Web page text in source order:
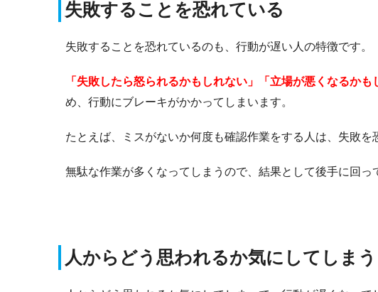
失敗することを恐れている
失敗することを恐れているのも、行動が遅い人の特徴です。
「失敗したら怒られるかもしれない」「立場が悪くなるかも
め、行動にブレーキがかかってしまいます。
たとえば、ミスがないか何度も確認作業をする人は、失敗を
無駄な作業が多くなってしまうので、結果として後手に回っ
人からどう思われるか気にしてしまう